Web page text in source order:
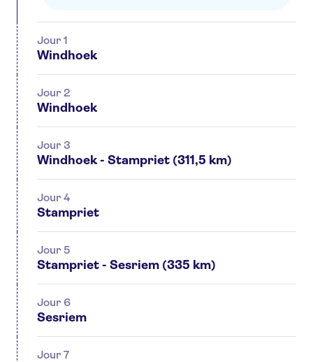
Jour 1
Windhoek
Jour 2
Windhoek
Jour 3
Windhoek - Stampriet (311,5 km)
Jour 4
Stampriet
Jour 5
Stampriet - Sesriem (335 km)
Jour 6
Sesriem
Jour 7